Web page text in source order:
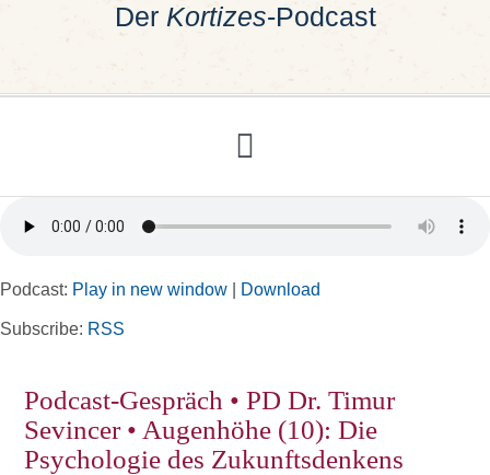
Der Kortizes-Podcast
Toggle
Navigation
Home
Rubriken
Podcast: Play in new window Download
Subscribe: RSS
Podcast-Gespräch • PD Dr. Timur
Sevincer • Augenhöhe (10): Die
Psychologie des Zukunftsdenkens